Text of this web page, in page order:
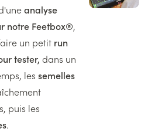
analyse
notre Feetbox®,
un petit run
tester, dans un
les semelles
puis les
.